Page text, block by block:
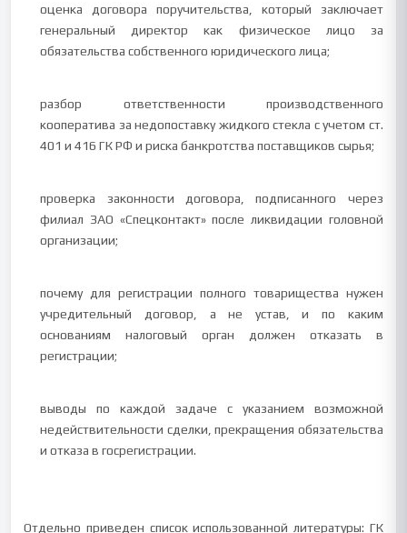
оценка договора поручительства, который заключает
генеральный директор как физическое лицо за
обязательства собственного юридического лица;
разбор ответственности производственного
кооператива за недопоставку жидкого стекла с учетом ст.
401 и 416 ГК РФ и риска банкротства поставщиков сырья;
проверка законности договора, подписанного через
филиал ЗАО «Спецконтакт» после ликвидации головной
организации;
почему для регистрации полного товарищества нужен
учредительный договор, а не устав, и по каким
основаниям налоговый орган должен отказать в
регистрации;
выводы по каждой задаче с указанием возможной
недействительности сделки, прекращения обязательства
и отказа в госрегистрации.
Отдельно приведен список использованной литературы: ГК